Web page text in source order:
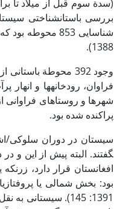
بررسی باستان­شناختی
1388).
فراوان، رودخانه­ها و
شهرها و روستاهای فراوانی
پراکنده شده بود.
گفتند. البته پیش از این و
بود: بخش شمالی یا
1391: 145).